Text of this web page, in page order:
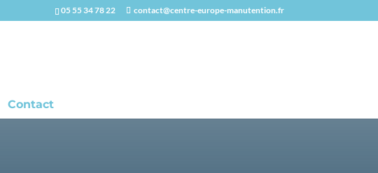
05 55 34 78 22 contact@centre-europe-manutention.fr
Contact